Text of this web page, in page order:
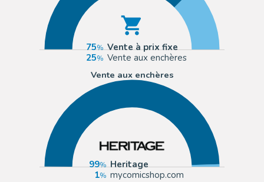
75
Vente à prix fixe
25
Vente aux enchères
Vente aux enchères
99
Heritage
1
mycomicshop.com